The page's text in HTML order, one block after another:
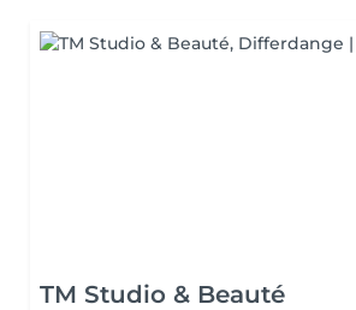
TM Studio & Beauté